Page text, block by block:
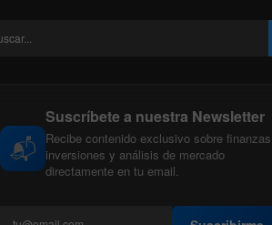
📬
Suscríbete a nuestra Newsletter
Recibe contenido exclusivo sobre finanzas,
inversiones y análisis de mercado
directamente en tu email.